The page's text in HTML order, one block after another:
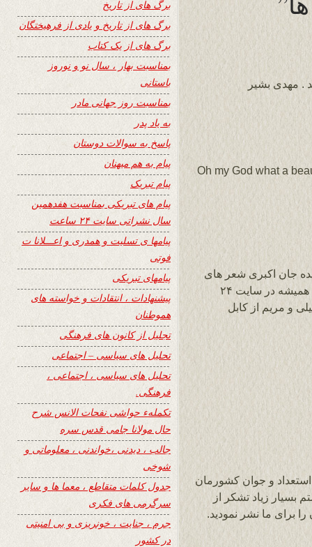
. مهدی بشیر
Oh my God what a
جان اکبری شعر های
شما همیشه رویایی و زیبا و پر معنی هستند ما همیشه در سایت ۲۴
و مریم از کابل
و جوان کشورمان
زیاد تشکر از
برای ما نشر نمودید.
برگ های از تاریخ
برگ های از تاریخ و یادی از فرهیختگان
برگ های از یک کتاب
بمناسبت بهار ، سال نو و نوروز
باستانی
بمناسبت روز جهانی مادر
به یاد پدر
پاسخ به سوالات دوستان
پیام به هم میهنان
پیام تبریک
پیام های تبریکی بمناسبت هفدهمین
سال نشراتی سایت ۲۴ ساعت
پیامها ی تسلیت و همدری و اعـــلانا ت
فوتی
پیامهای تبریکی
پیشنهادات ، انتقادات و خواسته های
هموطنان
تجلیل از کانون های فرهنگی
تحلیل های سیاسی – اجتماعی
تحلیل های سیاسی ، اجتماعی ،
فرهنگی.
تکملهء حواشی نفحات الانس شرح
حال مولانا جامی قدس سره
جالب ، دیدنی ،خواندنی ، معلوماتی و
شوخی
جدول کلمات متقاطع ، معما ها و سایر
سرگرمی های فکری
جرم ، جنایت ، خونریزی و بی امنیتی
در کشور